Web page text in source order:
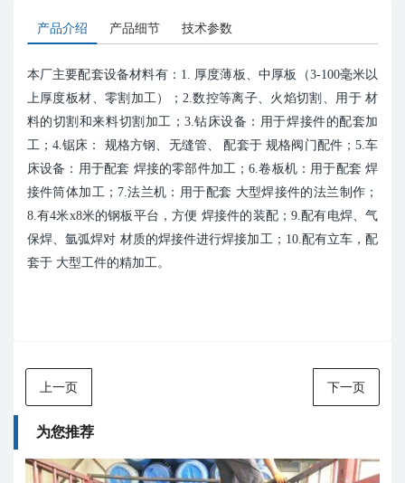
产品介绍 产品细节 技术参数
本厂主要配套设备材料有：1. 厚度薄板、中厚板（3-100毫米以
上厚度板材、零割加工）；2.数控等离子、火焰切割、用于 材
料的切割和来料切割加工；3.钻床设备：用于焊接件的配套加
工；4.锯床： 规格方钢、无缝管、 配套于 规格阀门配件；5.车
床设备：用于配套 焊接的零部件加工；6.卷板机：用于配套 焊
接件筒体加工；7.法兰机：用于配套 大型焊接件的法兰制作；
8.有4米x8米的钢板平台，方便 焊接件的装配；9.配有电焊、气
保焊、氩弧焊对 材质的焊接件进行焊接加工；10.配有立车，配
套于 大型工件的精加工。
上一页 下一页
为您推荐